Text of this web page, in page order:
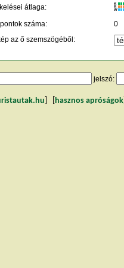
átlaga:
K
R
W
pontok száma:
0
az ő szemszögéből:
jelszó:
hasznos apróságok